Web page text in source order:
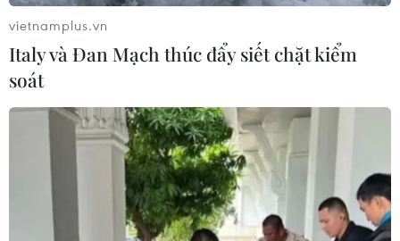
Đã khắc phục sự cố phun trào phụ gia
vietnamplus.vn
Italy và Đan Mạch thúc đẩy siết chặt kiểm
soát